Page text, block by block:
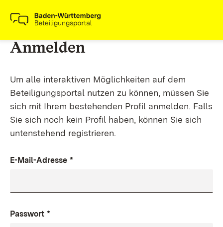
Anmelden
Um alle interaktiven Möglichkeiten auf dem
Beteiligungsportal nutzen zu können, müssen Sie
sich mit Ihrem bestehenden Profil anmelden. Falls
Sie sich noch kein Profil haben, können Sie sich
untenstehend registrieren.
E-Mail-Adresse *
Passwort *